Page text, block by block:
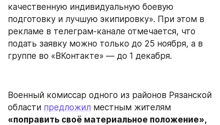
качественную индивидуальную боевую
подготовку и лучшую экипировку». При этом в
рекламе в телеграм-канале отмечается, что
подать заявку можно только до 25 ноября, а в
группе во «ВКонтакте» — до 1 декабря.
Военный комиссар одного из районов Рязанской
области предложил
«поправить своё материальное положение»,